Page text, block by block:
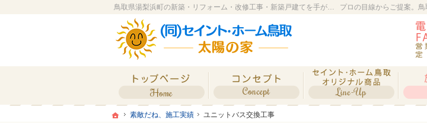
ホーム
素敵だね、施工実績 ユニットバス交換工事
鳥取県湯梨浜町の新築・リフォーム・改修工事・新築戸建てを手がける工務店ならセイント・ホーム鳥取
セミオーダーでつくる自分たちだけの家
ホーム
素敵だね、施工実績 ユニットバス交換工事